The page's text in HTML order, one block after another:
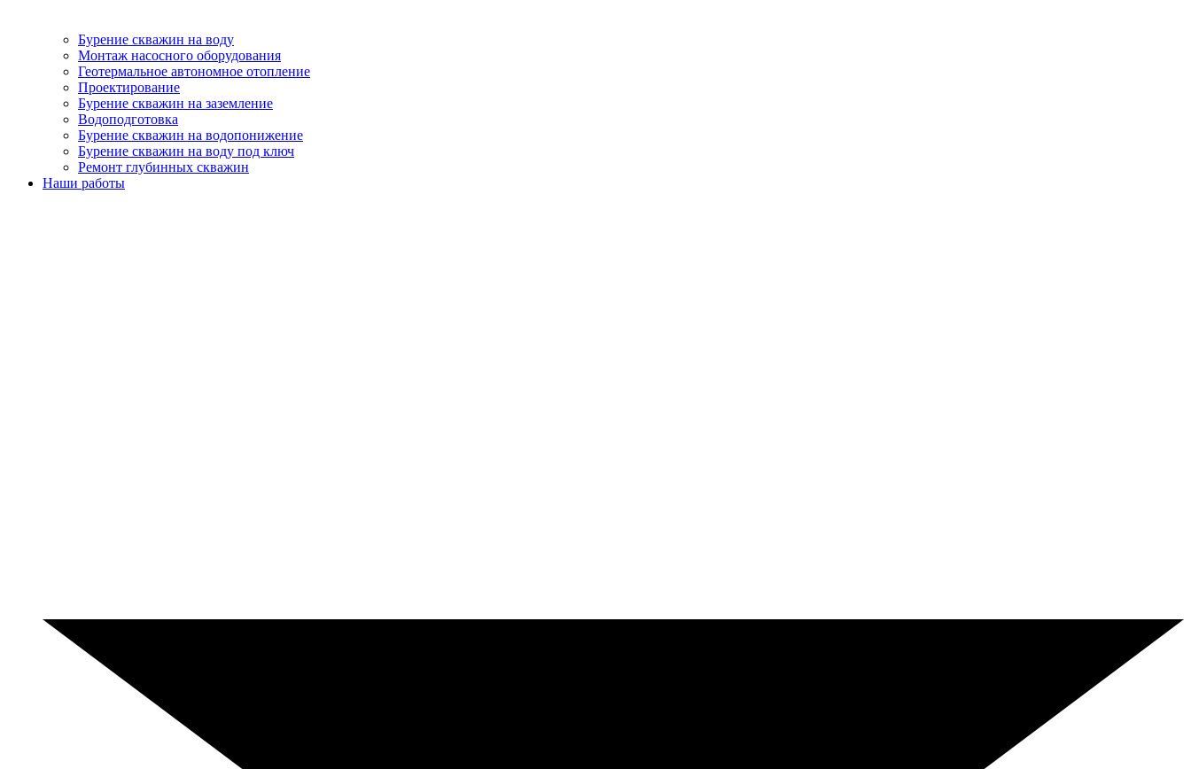
Бурение скважин на воду
Монтаж насосного оборудования
Геотермальное автономное отопление
Проектирование
Бурение скважин на заземление
Водоподготовка
Бурение скважин на водопонижение
Бурение скважин на воду под ключ
Ремонт глубинных скважин
Наши работы